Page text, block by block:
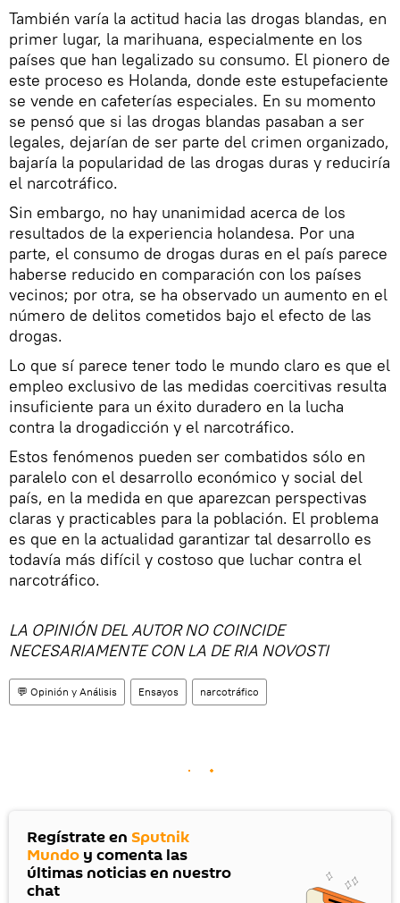
También varía la actitud hacia las drogas blandas, en
primer lugar, la marihuana, especialmente en los
países que han legalizado su consumo. El pionero de
este proceso es Holanda, donde este estupefaciente
se vende en cafeterías especiales. En su momento
se pensó que si las drogas blandas pasaban a ser
legales, dejarían de ser parte del crimen organizado,
bajaría la popularidad de las drogas duras y reduciría
el narcotráfico.
Sin embargo, no hay unanimidad acerca de los
resultados de la experiencia holandesa. Por una
parte, el consumo de drogas duras en el país parece
haberse reducido en comparación con los países
vecinos; por otra, se ha observado un aumento en el
número de delitos cometidos bajo el efecto de las
drogas.
Lo que sí parece tener todo le mundo claro es que el
empleo exclusivo de las medidas coercitivas resulta
insuficiente para un éxito duradero en la lucha
contra la drogadicción y el narcotráfico.
Estos fenómenos pueden ser combatidos sólo en
paralelo con el desarrollo económico y social del
país, en la medida en que aparezcan perspectivas
claras y practicables para la población. El problema
es que en la actualidad garantizar tal desarrollo es
todavía más difícil y costoso que luchar contra el
narcotráfico.
LA OPINIÓN DEL AUTOR NO COINCIDE
NECESARIAMENTE CON LA DE RIA NOVOSTI
💬 Opinión y Análisis Ensayos narcotráfico
Regístrate en Sputnik
Mundo y comenta las
últimas noticias en nuestro
chat